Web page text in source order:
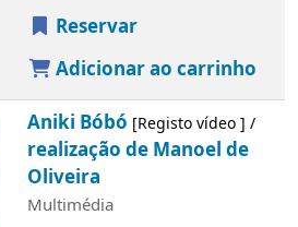
Reservar
Adicionar ao carrinho
Aniki Bóbó [Registo vídeo ] /
realização de Manoel de
Oliveira
Multimédia